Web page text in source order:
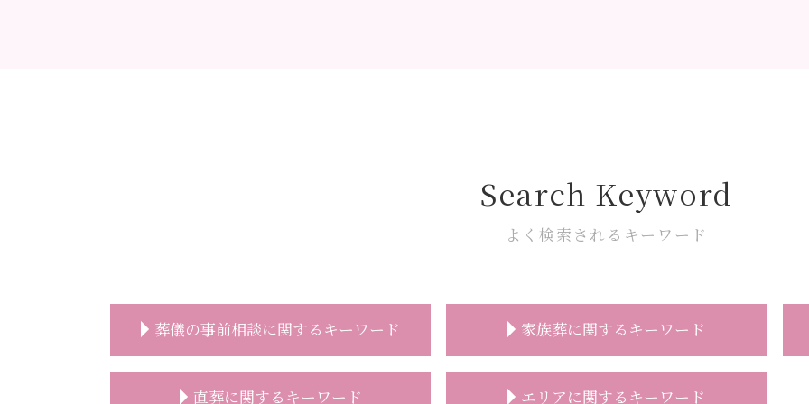
Search Keyword
よく検索されるキーワード
葬儀の事前相談に関するキーワード 家族葬に関するキーワード
直葬に関するキーワード エリアに関するキーワード